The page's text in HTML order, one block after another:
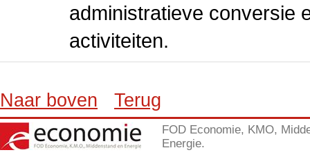
administratieve conversie
activiteiten.
Naar boven Terug
FOD Economie, KMO,
Energie.